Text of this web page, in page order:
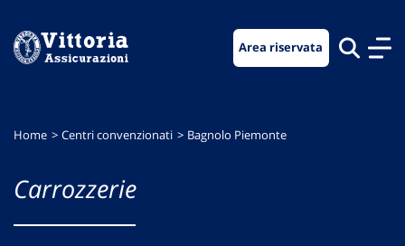
menu
contenuto
footer
Area riservata
Home Centri convenzionati Bagnolo Piemonte
Carrozzerie